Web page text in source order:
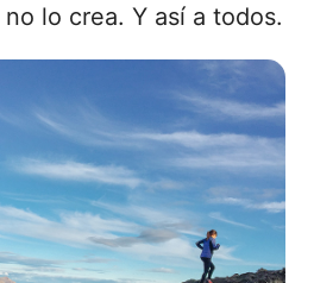
lo crea. Y así a todos.